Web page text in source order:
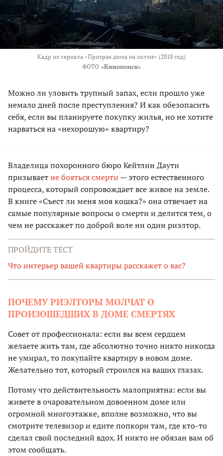
Кадр из сериала «Призрак дома на холме» (2018 год)
ФОТО «Кинопоиск»
Можно ли уловить трупный запах, если прошло уже
немало дней после преступления? И как обезопасить
себя, если вы планируете покупку жилья, но не хотите
нарваться на «нехорошую» квартиру?
Владелица похоронного бюро Кейтлин Даути
призываетне бояться смерти — этого естественного
процесса, который сопровождает все живое на земле.
В книге «Съест ли меня моя кошка?» она отвечает на
самые популярные вопросы о смерти и делится тем, о
чем не расскажет по доброй воле ни один риэлтор.
ПРОЙДИТЕ ТЕСТ
Что интерьер вашей квартиры расскажет о вас?
ПОЧЕМУ РИЭЛТОРЫ МОЛЧАТ О
ПРОИЗОШЕДШИХ В ДОМЕ СМЕРТЯХ
Совет от профессионала: если вы всем сердцем
желаете жить там, где абсолютно точно никто никогда
не умирал, то покупайте квартиру в новом доме.
Желательно тот, который строился на ваших глазах.
Потому что действительность малоприятна: если вы
живете в очаровательном довоенном доме или
огромной многоэтажке, вполне возможно, что вы
смотрите телевизор и едите попкорн там, где кто-то
сделал свой последний вдох. И никто не обязан вам об
этом сообщать.